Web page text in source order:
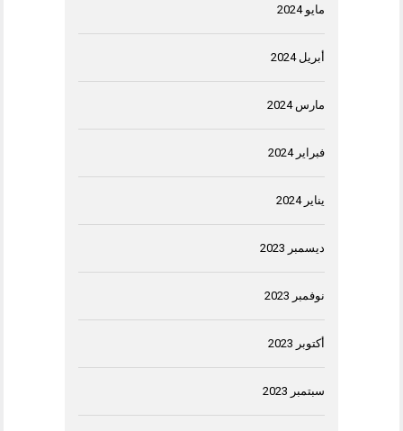
مايو 2024
أبريل 2024
مارس 2024
فبراير 2024
يناير 2024
ديسمبر 2023
نوفمبر 2023
أكتوبر 2023
سبتمبر 2023